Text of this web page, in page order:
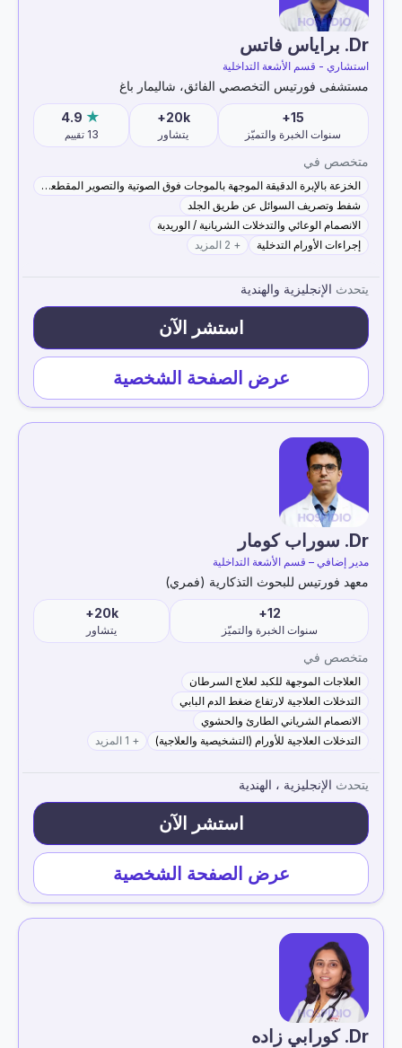
Dr. براياس فاتس
استشاري - قسم الأشعة التداخلية
مستشفى فورتيس التخصصي الفائق، شاليمار باغ
15+
سنوات الخبرة والتميّز
20k+
يتشاور 13 تقييم
متخصص في
الخزعة بالإبرة الدقيقة الموجهة بالموجات فوق الصوتية والتصوير المقطعي المحوسب
شفط وتصريف السوائل عن طريق الجلد
الانصمام الوعائي والتدخلات الشريانية / الوريدية
إجراءات الأورام التدخلية
+ 2 المزيد
يتحدث الإنجليزية والهندية
استشر الآن
عرض الصفحة الشخصية
Dr. سوراب كومار
مدير إضافي – قسم الأشعة التداخلية
معهد فورتيس للبحوث التذكارية (فمري)
12+
سنوات الخبرة والتميّز
20k+
يتشاور
متخصص في
العلاجات الموجهة للكبد لعلاج السرطان
التدخلات العلاجية لارتفاع ضغط الدم البابي
الانصمام الشرياني الطارئ والحشوي
التدخلات العلاجية للأورام (التشخيصية والعلاجية)
+ 1 المزيد
يتحدث الإنجليزية ، الهندية
استشر الآن
عرض الصفحة الشخصية
Dr. كورابي زاده